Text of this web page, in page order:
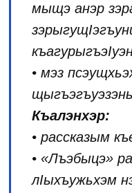
мыщэ анэр
• мэз
Къалэнхэр:
• рассказым
• «Лъэбыцэ»
лIыхъужьхэм